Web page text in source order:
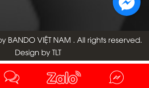
BANDO VIỆT NAM . All rights reserved.
Design by TLT